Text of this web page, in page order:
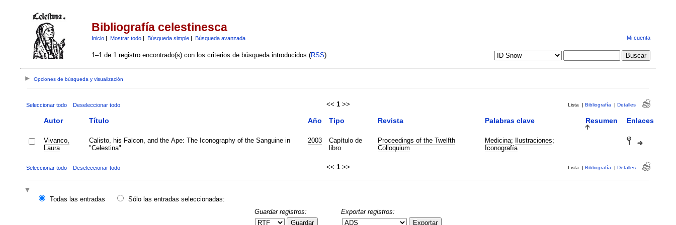
Bibliografía celestinesca
Inicio| Mostrar todo| Búsqueda simple| Búsqueda avanzada Mi cuenta
1–1 de 1 registro encontrado(s) con los criterios de búsqueda introducidos (RSS):
Opciones de búsqueda y visualización
Seleccionar todo Deseleccionar todo << 1 >> Lista | Bibliografía | Detalles
Autor Título Año Tipo Revista Palabras clave Resumen Enlaces
Vivanco,
Laura
Calisto, his Falcon, and the Ape: The Iconography of the Sanguine in
"Celestina"
2003
Capítulo de
libro
Proceedings of the Twelfth
Colloquium
Medicina; Ilustraciones;
Iconografía
Seleccionar todo Deseleccionar todo << 1 >> Lista | Bibliografía | Detalles
Todas las entradas
Sólo las entradas seleccionadas:
Guardar registros:
Guardar
Exportar registros:
Exportar